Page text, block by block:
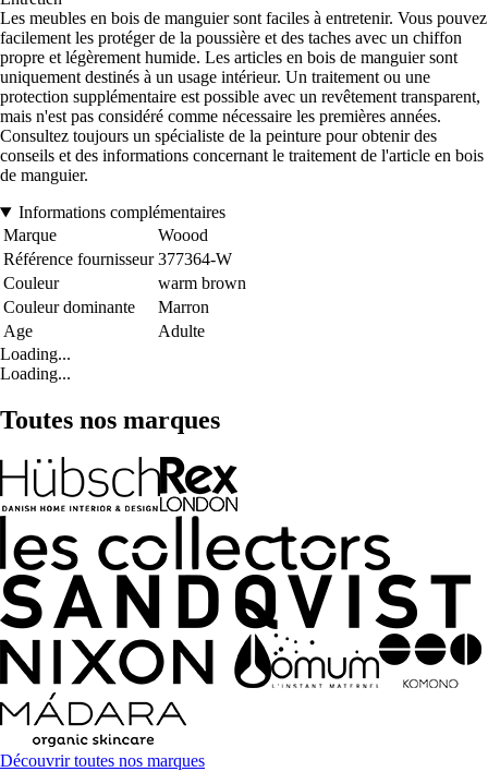
Les meubles en bois de manguier sont faciles à entretenir. Vous pouvez
facilement les protéger de la poussière et des taches avec un chiffon
propre et légèrement humide. Les articles en bois de manguier sont
uniquement destinés à un usage intérieur. Un traitement ou une
protection supplémentaire est possible avec un revêtement transparent,
mais n'est pas considéré comme nécessaire les premières années.
Consultez toujours un spécialiste de la peinture pour obtenir des
conseils et des informations concernant le traitement de l'article en bois
de manguier.
Informations complémentaires
Marque
Woood
Référence fournisseur 377364-W
Couleur
warm brown
Couleur dominante
Marron
Age
Adulte
Loading...
Loading...
Toutes nos marques
Découvrir toutes nos marques